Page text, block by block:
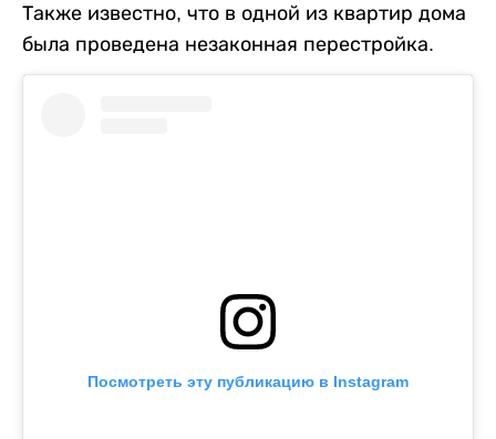
Также известно, что в одной из квартир дома
была проведена незаконная перестройка.
Посмотреть эту публикацию в Instagram